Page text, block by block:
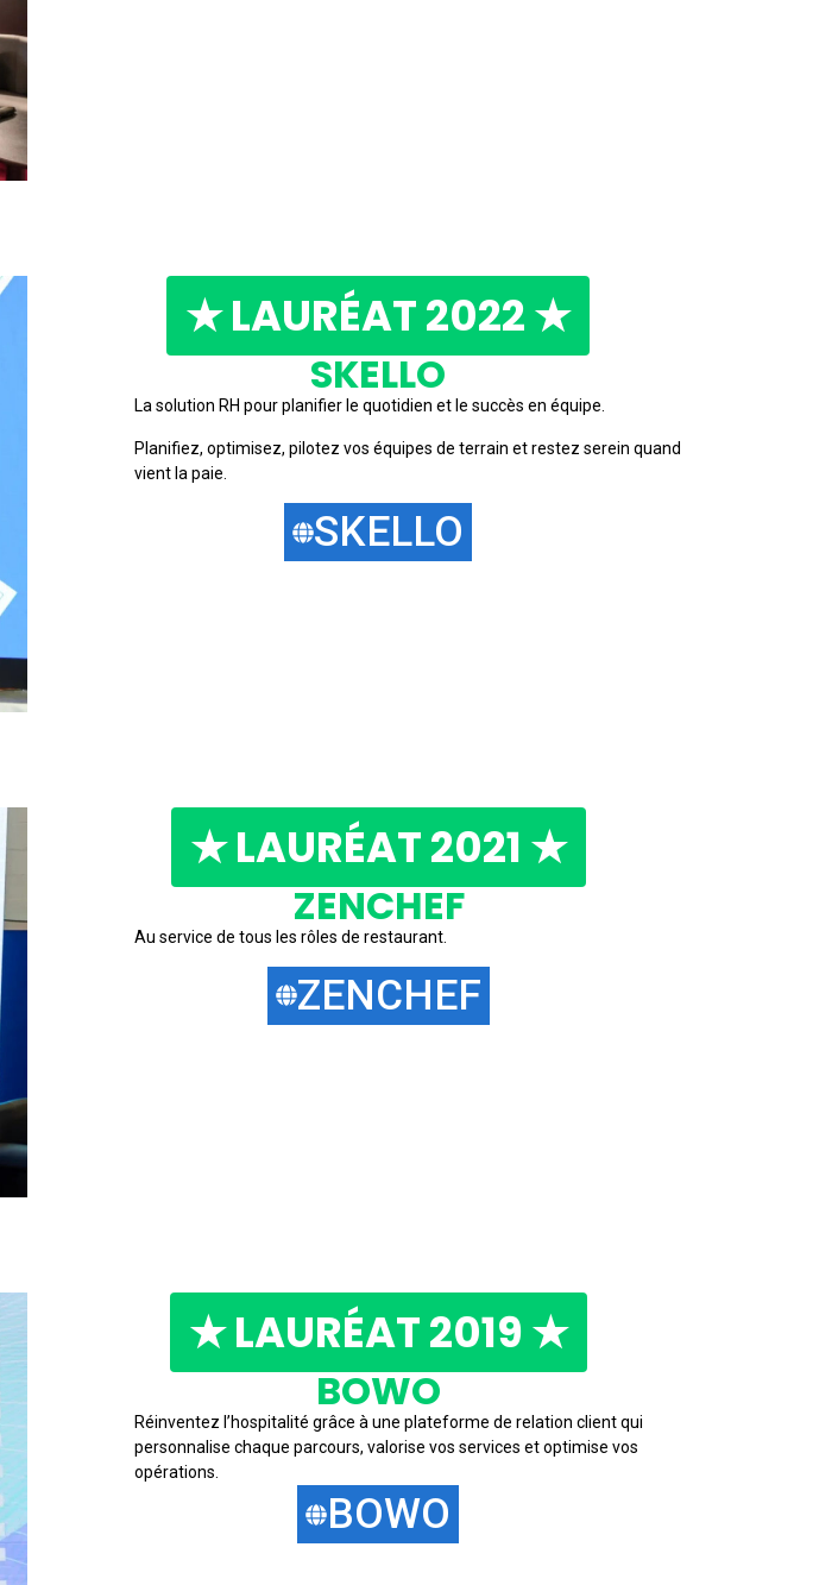
★ LAURÉAT 2022 ★
SKELLO
La solution RH pour planifier le quotidien et le succès en équipe.
Planifiez, optimisez, pilotez vos équipes de terrain et restez serein quand
vient la paie.
SKELLO
★ LAURÉAT 2021 ★
ZENCHEF
Au service de tous les rôles de restaurant.
ZENCHEF
★ LAURÉAT 2019 ★
BOWO
Réinventez l’hospitalité grâce à une plateforme de relation client qui
personnalise chaque parcours, valorise vos services et optimise vos
opérations.
BOWO